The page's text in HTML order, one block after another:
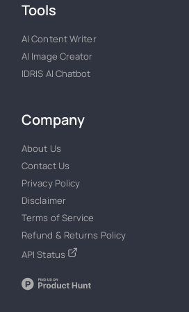
Tools
AI Content Writer
AI Image Creator
IDRIS AI Chatbot
Company
About Us
Contact Us
Privacy Policy
Disclaimer
Terms of Service
Refund & Returns Policy
API Status